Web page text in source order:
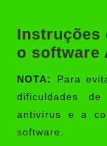
Instruções
o software
NOTA:
Para
dificuldades
antivírus e a
software.